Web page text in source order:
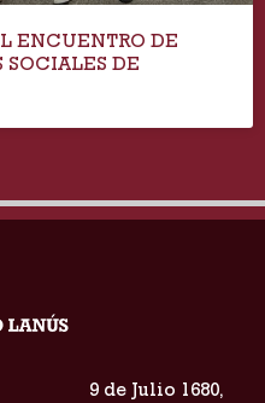
ENCUENTRO DE
SOCIALES DE
9 de Julio 1680,